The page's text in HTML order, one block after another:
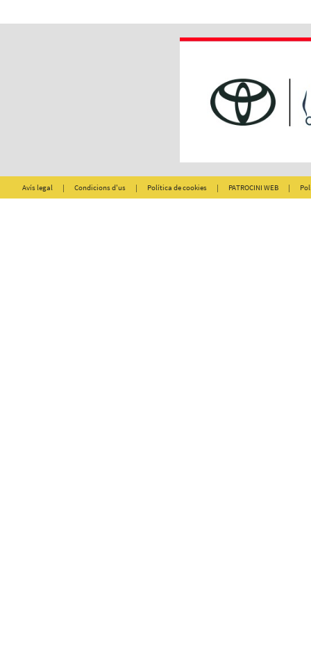
Avís legal | Condicions d'us | Política de cookies | PATROCINI WEB |